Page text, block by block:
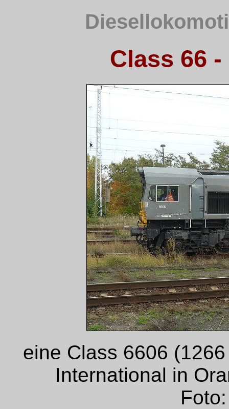
Class 66
eine Class 6606
International in